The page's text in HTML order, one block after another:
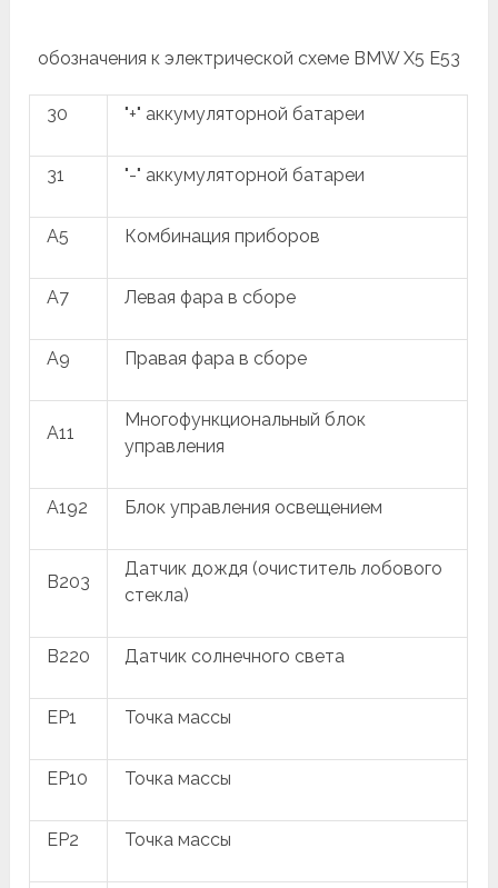
обозначения к электрической схеме BMW X5 E53
30 "+" аккумуляторной батареи
31 "-" аккумуляторной батареи
A5 Комбинация приборов
A7 Левая фара в сборе
A9 Правая фара в сборе
A11
Многофункциональный блок
управления
A192 Блок управления освещением
B203
Датчик дождя (очиститель лобового
стекла)
B220 Датчик солнечного света
EP1 Точка массы
EP10 Точка массы
EP2 Точка массы